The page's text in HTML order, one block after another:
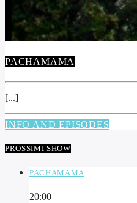
PACHAMAMA
[...]
INFO AND EPISODES
PROSSIMI SHOW
PACHAMAMA
20:00